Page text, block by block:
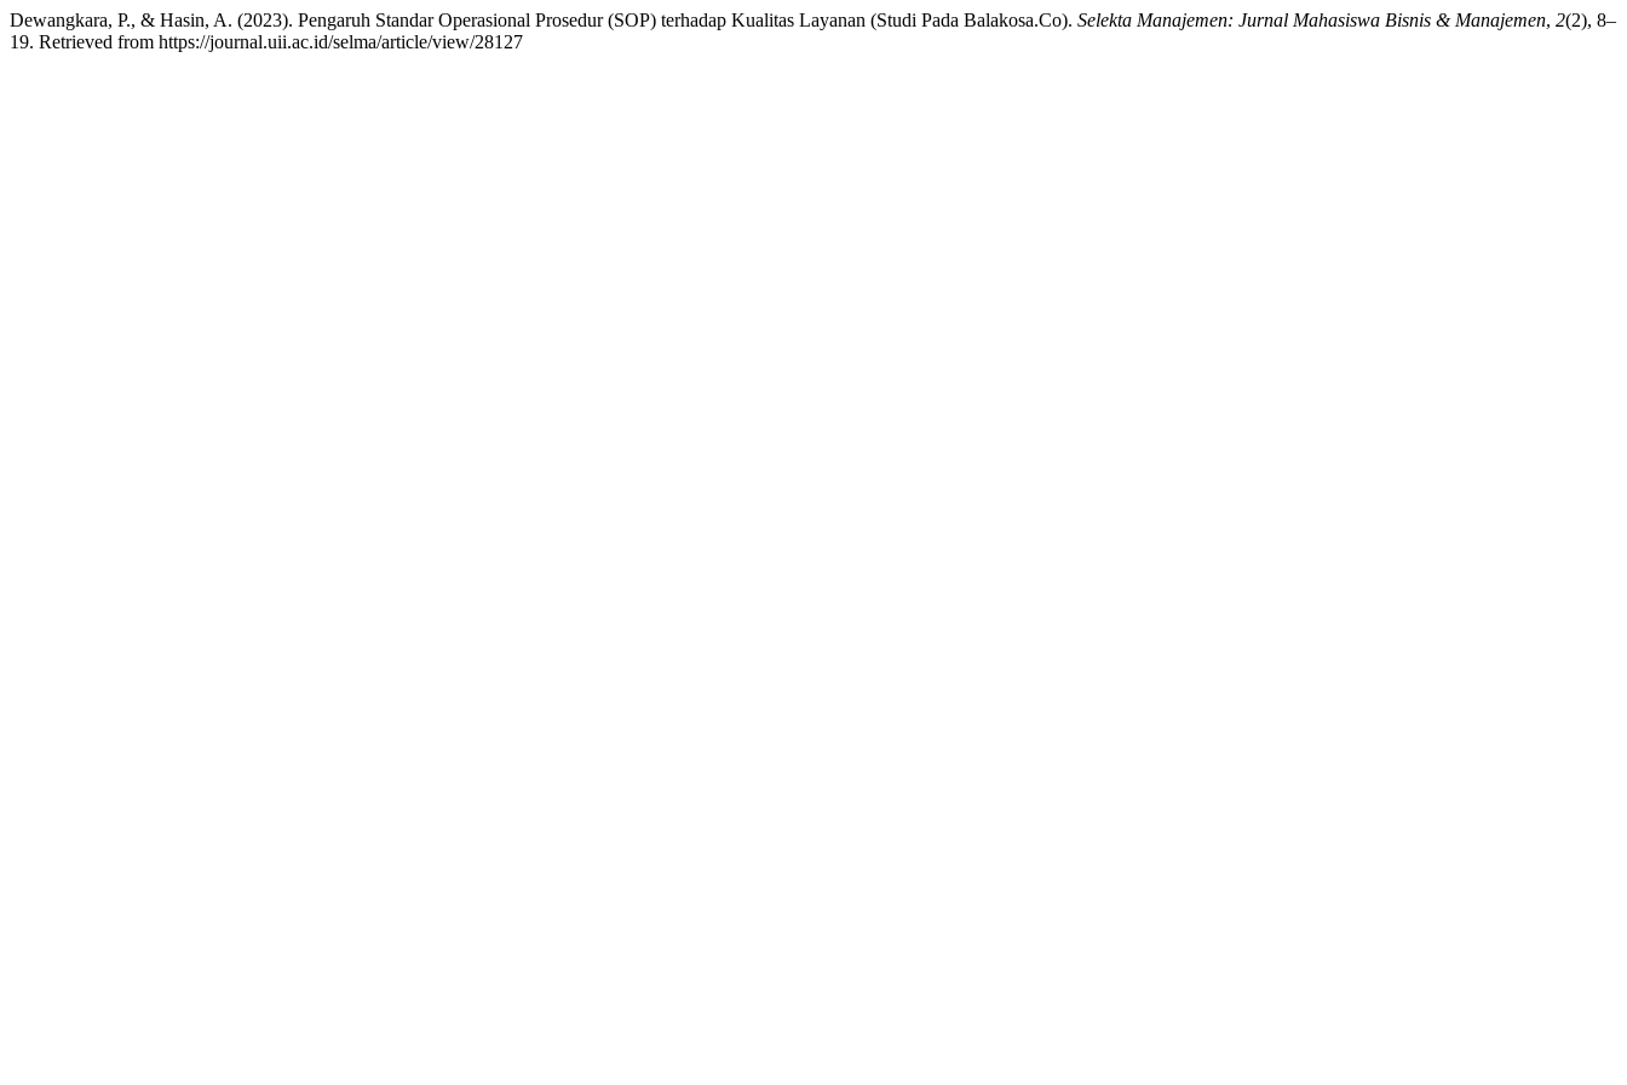
Dewangkara, P., & Hasin, A. (2023). Pengaruh Standar Operasional Prosedur (SOP) terhadap Kualitas Layanan (Studi Pada Balakosa.Co). Selekta Manajemen: Jurnal Mahasiswa Bisnis & Manajemen, 2(2), 8–
19. Retrieved from https://journal.uii.ac.id/selma/article/view/28127